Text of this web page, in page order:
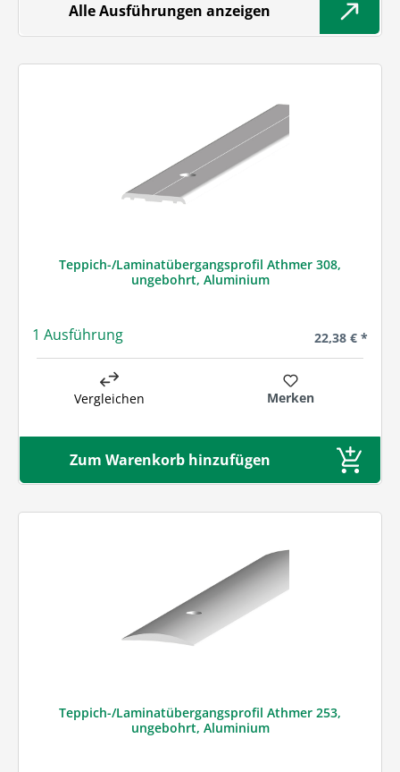
Alle Ausführungen anzeigen
Teppich-/Laminatübergangsprofil Athmer 308,
ungebohrt, Aluminium
1 Ausführung Regulärer
22,38 € *
Vergleichen Merken
Zum Warenkorb hinzufügen
Teppich-/Laminatübergangsprofil Athmer 253,
ungebohrt, Aluminium